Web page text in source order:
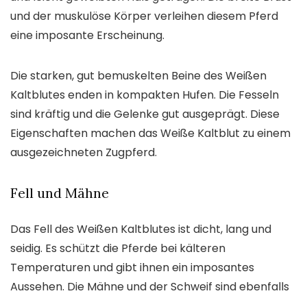
und der muskulöse Körper verleihen diesem Pferd
eine imposante Erscheinung.
Die starken, gut bemuskelten Beine des Weißen
Kaltblutes enden in kompakten Hufen. Die Fesseln
sind kräftig und die Gelenke gut ausgeprägt. Diese
Eigenschaften machen das Weiße Kaltblut zu einem
ausgezeichneten Zugpferd.
Fell und Mähne
Das Fell des Weißen Kaltblutes ist dicht, lang und
seidig. Es schützt die Pferde bei kälteren
Temperaturen und gibt ihnen ein imposantes
Aussehen. Die Mähne und der Schweif sind ebenfalls